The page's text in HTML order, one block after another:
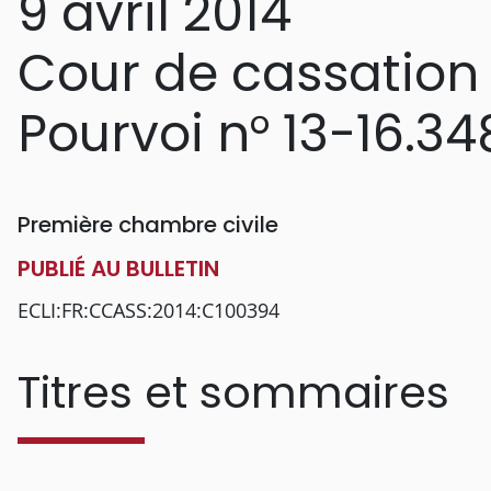
Cour de cassation
Pourvoi n° 13-
Première chambre civile
PUBLIÉ AU BULLETIN
ECLI:FR:CCASS:2014:C100394
Titres et sommaires